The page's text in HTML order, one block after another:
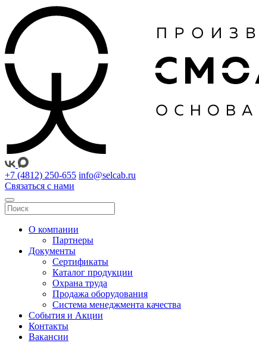
+7 (4812) 250-655 info@selcab.ru
Связаться с нами
О компании
Партнеры
Документы
Сертификаты
Каталог продукции
Охрана труда
Продажа оборудования
Система менеджмента качества
События и Акции
Контакты
Вакансии